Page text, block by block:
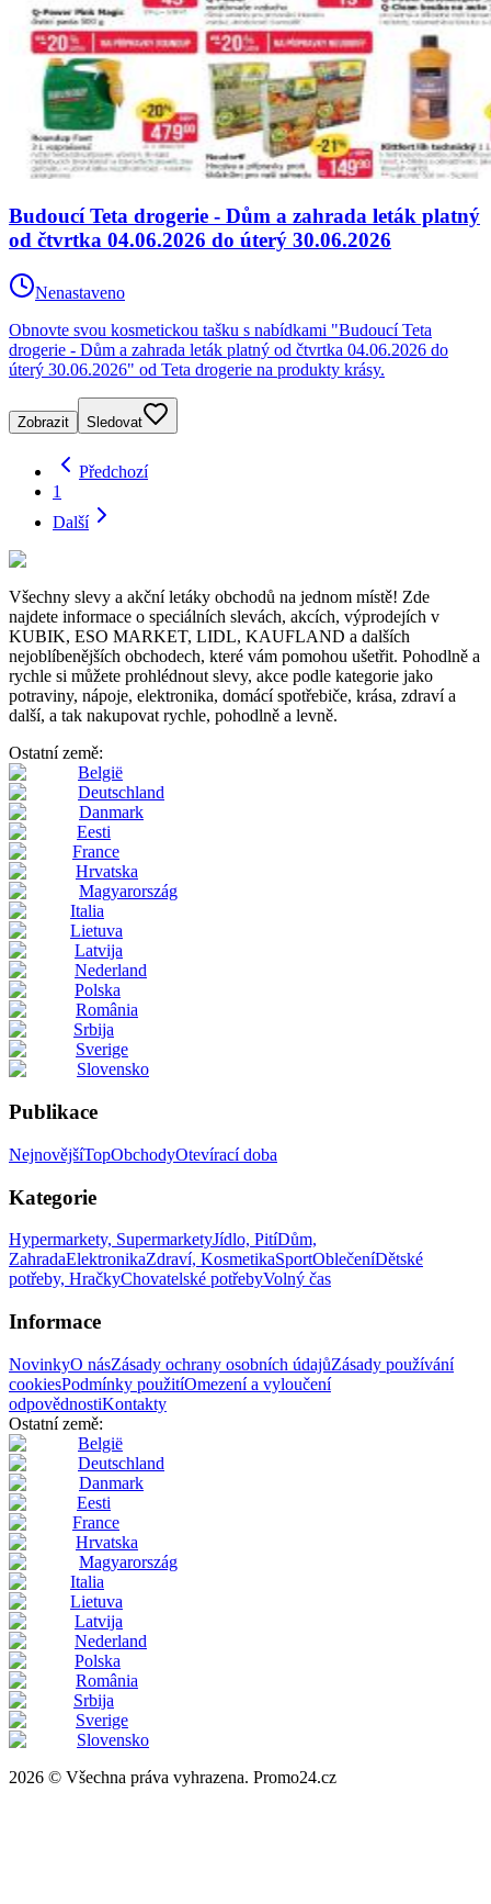
Budoucí Teta drogerie - Dům a zahrada leták platný
od čtvrtka 04.06.2026 do úterý 30.06.2026
Nenastaveno
Obnovte svou kosmetickou tašku s nabídkami "Budoucí Teta
drogerie - Dům a zahrada leták platný od čtvrtka 04.06.2026 do
úterý 30.06.2026" od Teta drogerie na produkty krásy.
Zobrazit Sledovat
Předchozí
1
Další
Všechny slevy a akční letáky obchodů na jednom místě! Zde
najdete informace o speciálních slevách, akcích, výprodejích v
KUBIK, ESO MARKET, LIDL, KAUFLAND a dalších
nejoblíbenějších obchodech, které vám pomohou ušetřit. Pohodlně a
rychle si můžete prohlédnout slevy, akce podle kategorie jako
potraviny, nápoje, elektronika, domácí spotřebiče, krása, zdraví a
další, a tak nakupovat rychle, pohodlně a levně.
Ostatní země:
België
Deutschland
Danmark
Eesti
France
Hrvatska
Magyarország
Italia
Lietuva
Latvija
Nederland
Polska
România
Srbija
Sverige
Slovensko
Publikace
NejnovějšíTopObchodyOtevírací doba
Kategorie
Hypermarkety, SupermarketyJídlo, PitíDům,
ZahradaElektronikaZdraví, KosmetikaSportOblečeníDětské
potřeby, HračkyChovatelské potřebyVolný čas
Informace
NovinkyO násZásady ochrany osobních údajůZásady používání
cookiesPodmínky použitíOmezení a vyloučení
odpovědnostiKontakty
Ostatní země:
België
Deutschland
Danmark
Eesti
France
Hrvatska
Magyarország
Italia
Lietuva
Latvija
Nederland
Polska
România
Srbija
Sverige
Slovensko
2026 © Všechna práva vyhrazena. Promo24.cz